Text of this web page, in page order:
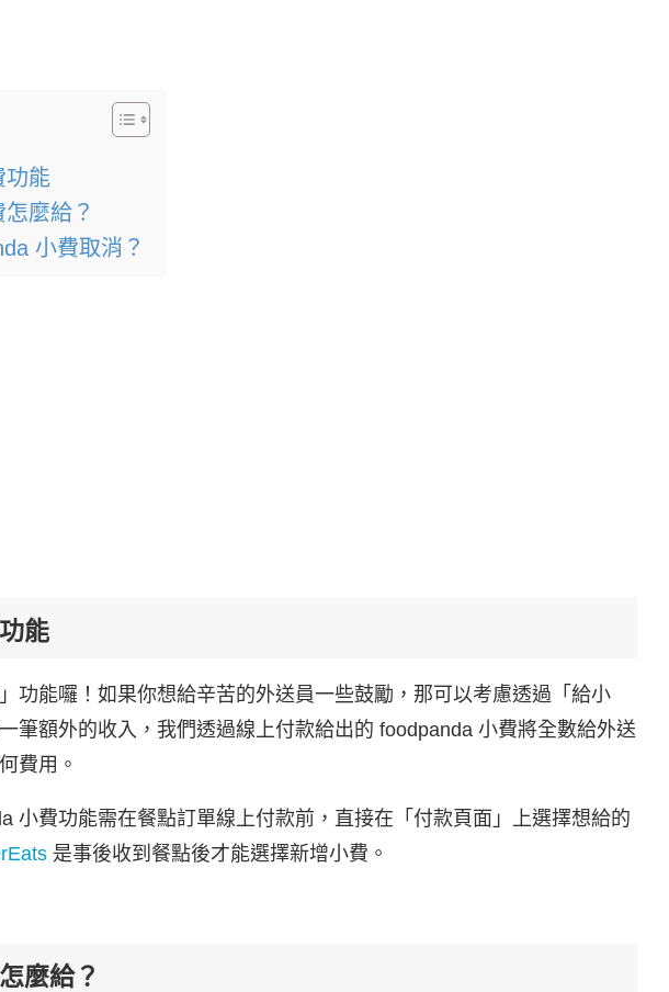
功能
麼給？
小費取消？
能
功能囉！如果你想給辛苦的外送員一些鼓勵，那可以考慮透過「給小
筆額外的收入，我們透過線上付款給出的 foodpanda 小費將全數給外送
費用。
小費功能需在餐點訂單線上付款前，直接在「付款頁面」上選擇想給的
是事後收到餐點後才能選擇新增小費。
麼給？